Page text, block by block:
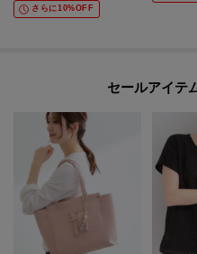
さらに10%OFF
セールアイテ